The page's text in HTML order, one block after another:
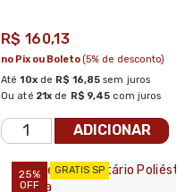
R$ 160,13
Até10xde R$ 16,85 sem juros
Ou até 21x de R$ 9,45 com juros
no Pix ou Boleto(5% de desconto)
ADICIONAR
25%
OFF
GRATIS SP